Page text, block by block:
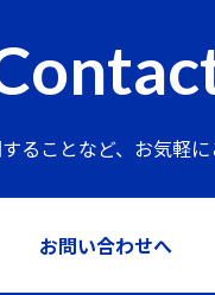
ることなど、 お気軽に
お問い合わせへ